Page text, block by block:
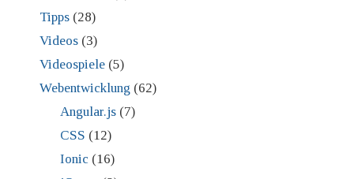
Tipps (28)
Videos (3)
Videospiele (5)
Webentwicklung (62)
Angular.js(7)
CSS (12)
Ionic (16)